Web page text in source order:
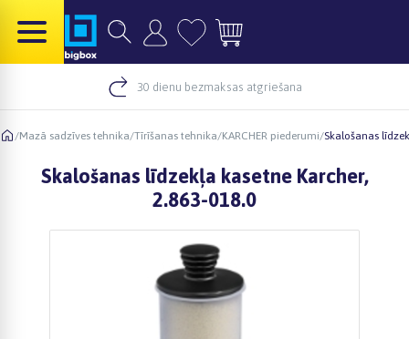
30 dienu bezmaksas atgriešana
/Mazā sadzīves tehnika/Tīrīšanas tehnika/KARCHER piederumi/Skalošanas
Skalošanas līdzekļa kasetne Karcher,
2.863-018.0